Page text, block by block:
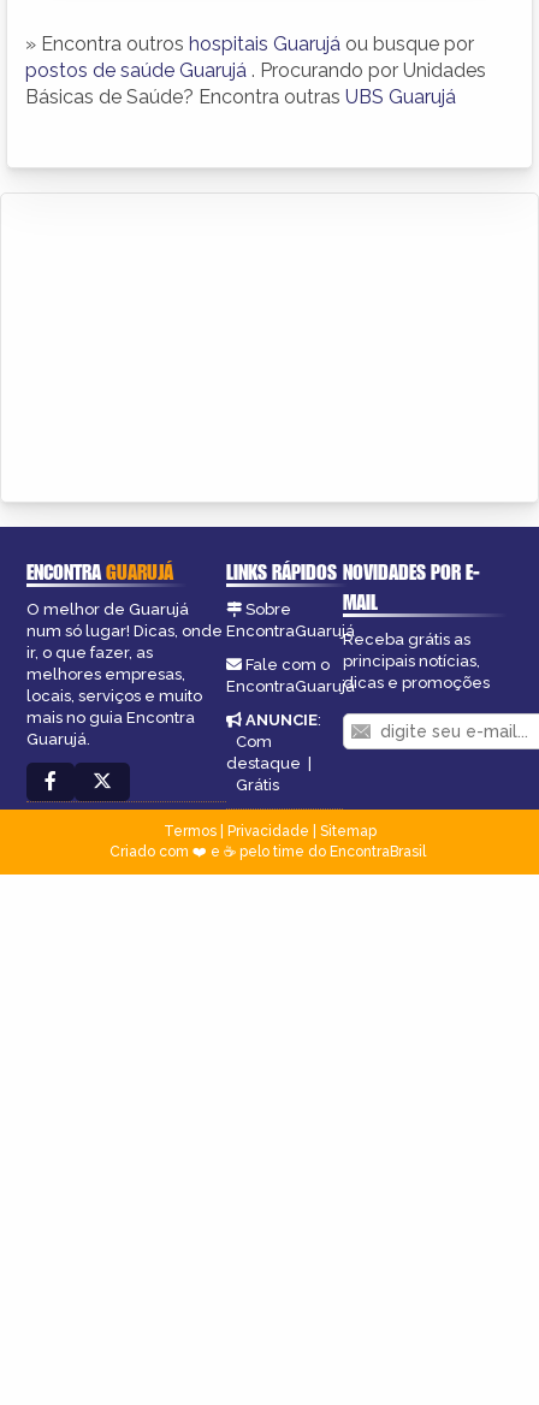
» Encontra outros hospitais Guarujá ou busque por
postos de saúde Guarujá . Procurando por Unidades
Básicas de Saúde? Encontra outras UBS Guarujá
ENCONTRAGUARUJÁ
O melhor de Guarujá
num só lugar! Dicas, onde
ir, o que fazer, as
melhores empresas,
locais, serviços e muito
mais no guia Encontra
Guarujá.
LINKS RÁPIDOS
Sobre
EncontraGuarujá
Fale com o
EncontraGuarujá
ANUNCIE:
Com
destaque |
Grátis
NOVIDADES POR E-
MAIL
Receba grátis as
principais notícias,
dicas e promoções
Termos| Privacidade
Sitemap
Criado com ❤️ e ☕ pelo time do EncontraBrasil